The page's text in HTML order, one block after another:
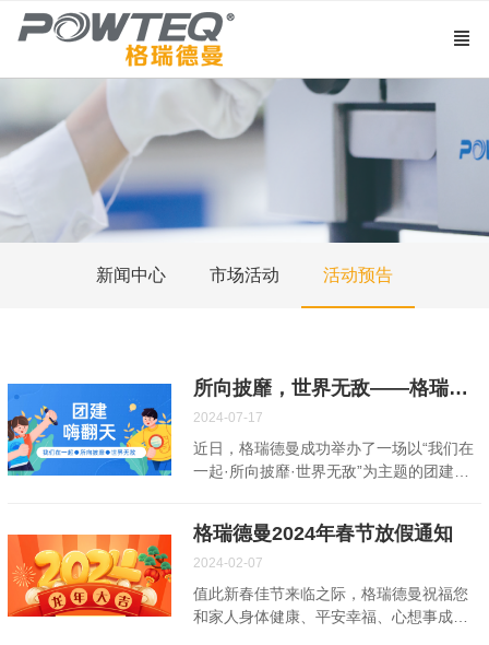
新闻中心 市场活动 活动预告
所向披靡，世界无敌——格瑞德曼贸易部2024年中团建完美收官
2024-07-17
近日，格瑞德曼成功举办了一场以“我们在
一起·所向披靡·世界无敌”为主题的团建活
天，我们来到了风景如画的延庆，碧翠环
绕远离尘嚣，偶有一阵清风拂过，令人倍
感凉爽。在这一天的团建中，公司安排了
丰富多彩的团队挑战与休闲娱乐项目。从
格瑞德曼2024年春节放假通知
2024-02-07
值此新春佳节来临之际，格瑞德曼祝福您
和家人身体健康、平安幸福、心想事成、